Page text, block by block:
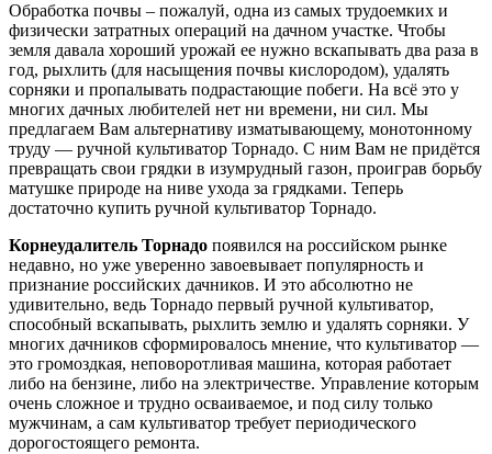
Обработка почвы – пожалуй, одна из самых трудоемких и
физически затратных операций на дачном участке. Чтобы
земля давала хороший урожай ее нужно вскапывать два раза в
год, рыхлить (для насыщения почвы кислородом), удалять
сорняки и пропалывать подрастающие побеги. На всё это у
многих дачных любителей нет ни времени, ни сил. Мы
предлагаем Вам альтернативу изматывающему, монотонному
труду — ручной культиватор Торнадо. С ним Вам не придётся
превращать свои грядки в изумрудный газон, проиграв борьбу
матушке природе на ниве ухода за грядками. Теперь
достаточно купить ручной культиватор Торнадо.
Корнеудалитель Торнадо появился на российском рынке
недавно, но уже уверенно завоевывает популярность и
признание российских дачников. И это абсолютно не
удивительно, ведь Торнадо первый ручной культиватор,
способный вскапывать, рыхлить землю и удалять сорняки. У
многих дачников сформировалось мнение, что культиватор —
это громоздкая, неповоротливая машина, которая работает
либо на бензине, либо на электричестве. Управление которым
очень сложное и трудно осваиваемое, и под силу только
мужчинам, а сам культиватор требует периодического
дорогостоящего ремонта.